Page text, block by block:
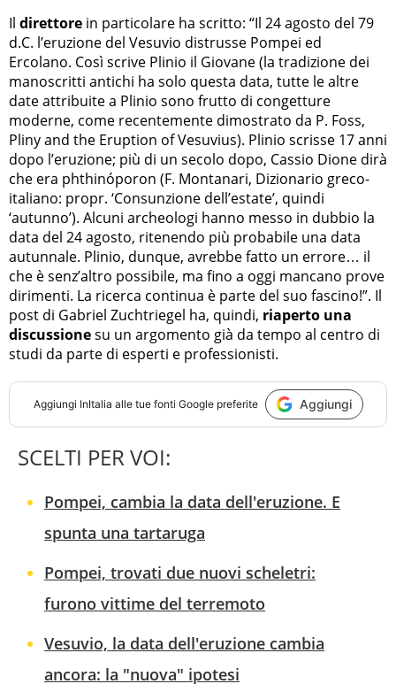
Il direttore in particolare ha scritto: “Il 24 agosto del 79
d.C. l’eruzione del Vesuvio distrusse Pompei ed
Ercolano. Così scrive Plinio il Giovane (la tradizione dei
manoscritti antichi ha solo questa data, tutte le altre
date attribuite a Plinio sono frutto di congetture
moderne, come recentemente dimostrato da P. Foss,
Pliny and the Eruption of Vesuvius). Plinio scrisse 17 anni
dopo l’eruzione; più di un secolo dopo, Cassio Dione dirà
che era phthinóporon (F. Montanari, Dizionario greco-
italiano: propr. ‘Consunzione dell’estate’, quindi
‘autunno’). Alcuni archeologi hanno messo in dubbio la
data del 24 agosto, ritenendo più probabile una data
autunnale. Plinio, dunque, avrebbe fatto un errore… il
che è senz’altro possibile, ma fino a oggi mancano prove
dirimenti. La ricerca continua è parte del suo fascino!”. Il
post di Gabriel Zuchtriegel ha, quindi, riaperto una
discussionesu un argomento già da tempo al centro di
studi da parte di esperti e professionisti.
Aggiungi InItalia alle tue fonti Google preferite Aggiungi
SCELTI PER VOI:
Pompei, cambia la data dell'eruzione. E
spunta una tartaruga
Pompei, trovati due nuovi scheletri:
furono vittime del terremoto
Vesuvio, la data dell'eruzione cambia
ancora: la "nuova" ipotesi